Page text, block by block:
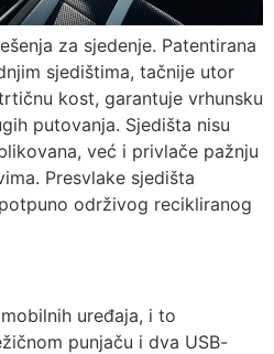
za sjedenje. Patentirana
sjedištima, tačnije utor
kost, garantuje vrhunsku
putovanja. Sjedišta nisu
već i privlače pažnju
Presvlake sjedišta
održivog recikliranog
uređaja, i to
punjaču i dva USB-